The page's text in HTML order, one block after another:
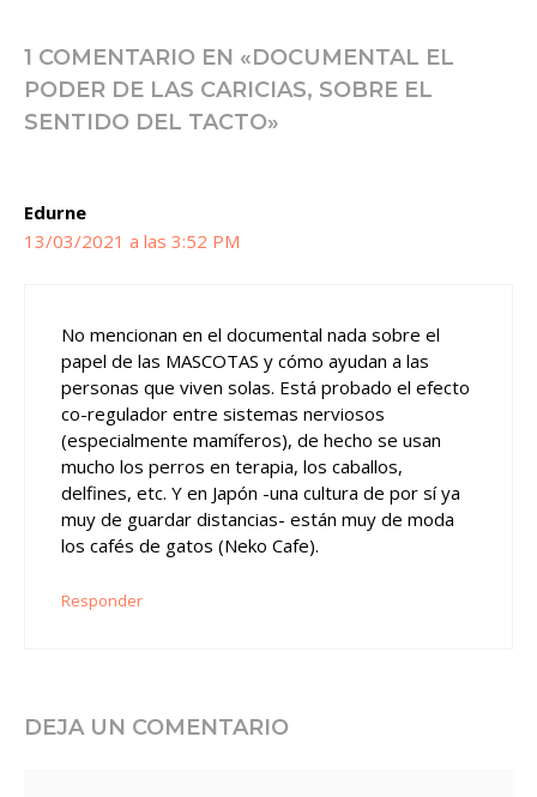
1 COMENTARIO EN «DOCUMENTAL EL
PODER DE LAS CARICIAS, SOBRE EL
SENTIDO DEL TACTO»
Edurne
13/03/2021 a las 3:52 PM
No mencionan en el documental nada sobre el
papel de las MASCOTAS y cómo ayudan a las
personas que viven solas. Está probado el efecto
co-regulador entre sistemas nerviosos
(especialmente mamíferos), de hecho se usan
mucho los perros en terapia, los caballos,
delfines, etc. Y en Japón -una cultura de por sí ya
muy de guardar distancias- están muy de moda
los cafés de gatos (Neko Cafe).
Responder
DEJA UN COMENTARIO